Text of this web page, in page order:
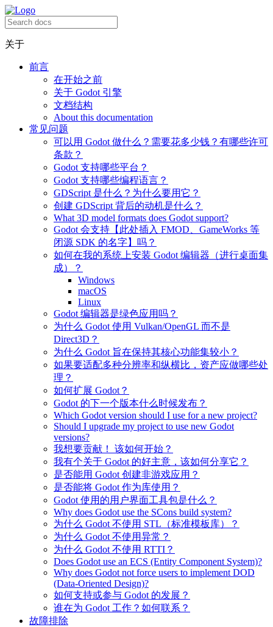
关于
前言
在开始之前
关于 Godot 引擎
文档结构
About this documentation
常见问题
可以用 Godot 做什么？需要花多少钱？有哪些许可
条款？
Godot 支持哪些平台？
Godot 支持哪些编程语言？
GDScript 是什么？为什么要用它？
创建 GDScript 背后的动机是什么？
What 3D model formats does Godot support?
Godot 会支持【此处插入 FMOD、GameWorks 等
闭源 SDK 的名字】吗？
如何在我的系统上安装 Godot 编辑器（进行桌面集
成）？
Windows
macOS
Linux
Godot 编辑器是绿色应用吗？
为什么 Godot 使用 Vulkan/OpenGL 而不是
Direct3D？
为什么 Godot 旨在保持其核心功能集较小？
如果要适配多种分辨率和纵横比，资产应做哪些处
理？
如何扩展 Godot？
Godot 的下一个版本什么时候发布？
Which Godot version should I use for a new project?
Should I upgrade my project to use new Godot
versions?
我想要贡献！ 该如何开始？
我有个关于 Godot 的好主意，该如何分享它？
是否能用 Godot 创建非游戏应用？
是否能将 Godot 作为库使用？
Godot 使用的用户界面工具包是什么？
Why does Godot use the SCons build system?
为什么 Godot 不使用 STL（标准模板库）？
为什么 Godot 不使用异常？
为什么 Godot 不使用 RTTI？
Does Godot use an ECS (Entity Component System)?
Why does Godot not force users to implement DOD
(Data-Oriented Design)?
如何支持或参与 Godot 的发展？
谁在为 Godot 工作？如何联系？
故障排除